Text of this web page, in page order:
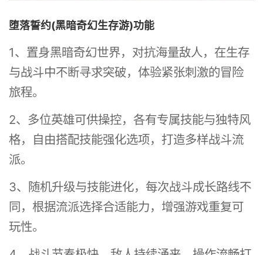
堕落誓约(黑暗奇幻生存游)功能
1、置身黑暗奇幻世界，对抗海量敌人，在生存
与战斗中不断寻求突破，体验紧张刺激的冒险
旅程。
2、多位英雄可供操控，各有专属技能与独特风
格，自由搭配技能强化选项，打造多样战斗流
派。
3、随机升级与技能进化，每次战斗成长路线不
同，根据流派选择合适能力，增强游戏重复可
玩性。